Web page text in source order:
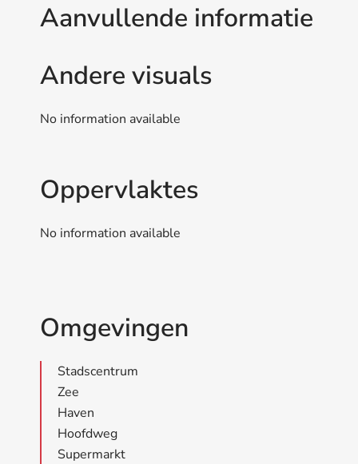
Aanvullende informatie
Andere visuals
No information available
Oppervlaktes
No information available
Omgevingen
Stadscentrum
Zee
Haven
Hoofdweg
Supermarkt